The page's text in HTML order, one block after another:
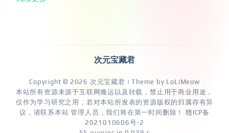
次元宝藏君
Copyright © 2026 次元宝藏君 | Theme by LoLiMeow
本站所有资源来源于互联网搬运以及转载，禁止用于商业用途，
仅作为学习研究之用，若对本站所发表的资源版权的归属存有异
议，请联系本站 管理人员，我们将在第一时间删除！ 赣ICP备
2021010606号-2